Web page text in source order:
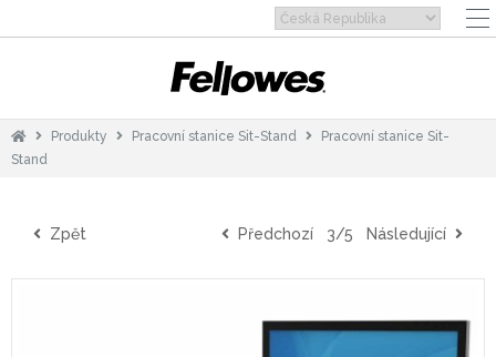
Produkty Pracovní stanice Sit-Stand
Pracovní stanice Sit-
Stand
Zpět Předchozí 3/5 Následující